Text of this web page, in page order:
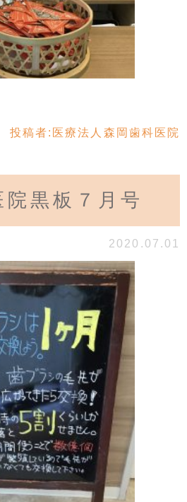
投稿者: 医療法人森岡歯科医院
院黒板７月号
2020.07.01